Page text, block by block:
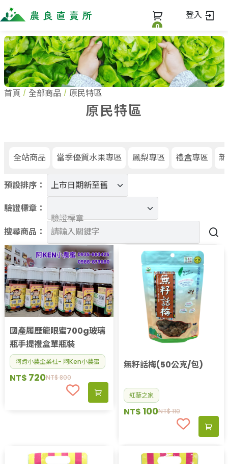
0
登入
全部商品
全部商品
當季優質水果專區
米、雜糧
油、醬油
調味、醬料
加工食品
果醬、蜂蜜
台灣茶
咖啡
花果茶飲
加工飲品
花卉
加工生活用品
原民特區
農會商品
大量採購優惠專區
農業策略聯盟 送禮專區
優質水果
最新消息
小農
美味食譜
關於我們
加入我們
訂單查詢
登入
首頁 全部商品 原民特區
原民特區
全站商品 當季優質水果專區 鳳梨專區 禮盒專區
預設排序：
驗證標章：
驗證標章
搜尋商品：
國產履歷龍眼蜜700g玻璃
瓶手提禮盒單瓶裝
阿肯小農企業社- 阿Ken小農蜜
NT$800
NT$ 720
無籽話梅(50公克/包)
紅藜之家
NT$110
NT$ 100